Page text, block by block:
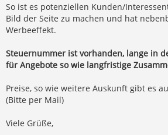
So ist es potenziellen Kunden/
Bild der Seite zu machen und hat
Werbeeffekt.
Steuernummer ist vorhanden, lange in
für Angebote so wie langfristige
Preise, so wie weitere Auskunft gibt es
(Bitte per Mail)
Viele Grüße,